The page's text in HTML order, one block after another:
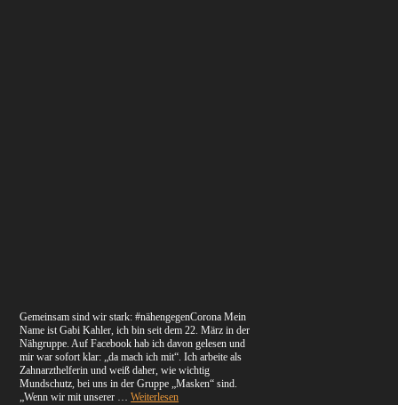
Gemeinsam sind wir stark: #nähengegenCorona Mein
Name ist Gabi Kahler, ich bin seit dem 22. März in der
Nähgruppe. Auf Facebook hab ich davon gelesen und
mir war sofort klar: „da mach ich mit“. Ich arbeite als
Zahnarzthelferin und weiß daher, wie wichtig
Mundschutz, bei uns in der Gruppe „Masken“ sind.
„Wenn wir mit unserer …Weiterlesen